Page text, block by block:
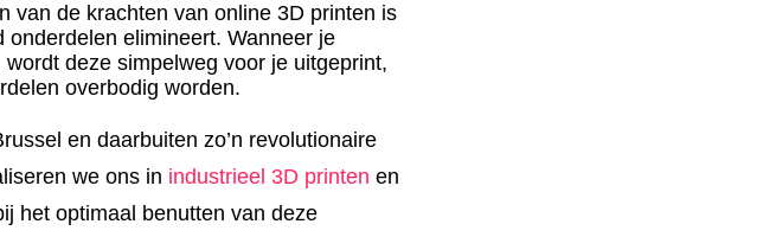
van de krachten van online 3D printen is
elimineert. Wanneer je
deze simpelweg voor je uitgeprint,
overbodig worden.
en daarbuiten zo’n revolutionaire
we ons in industrieel 3D printen en
het optimaal benutten van deze